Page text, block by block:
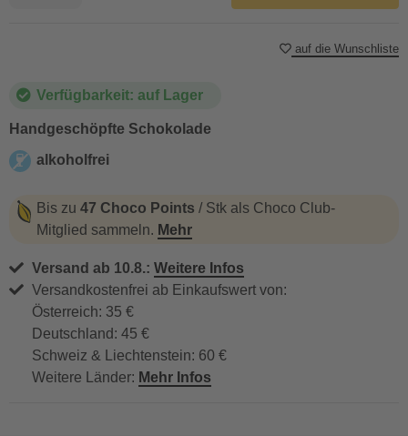
Verfügbarkeit: auf Lager
Handgeschöpfte Schokolade
alkoholfrei
Bis zu 47 Choco Points / Stk als Choco Club-
Mitglied sammeln. Mehr
Versand ab 10.8.: Weitere Infos
Versandkostenfrei ab Einkaufswert von:
Österreich: 35 €
Deutschland: 45 €
Schweiz & Liechtenstein: 60 €
Weitere Länder: Mehr Infos
auf die Wunschliste